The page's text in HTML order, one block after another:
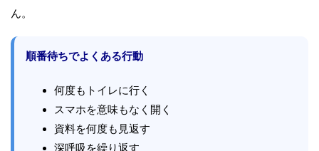
ん。
順番待ちでよくある行動
何度もトイレに行く
スマホを意味もなく開く
資料を何度も見返す
深呼吸を繰り返す